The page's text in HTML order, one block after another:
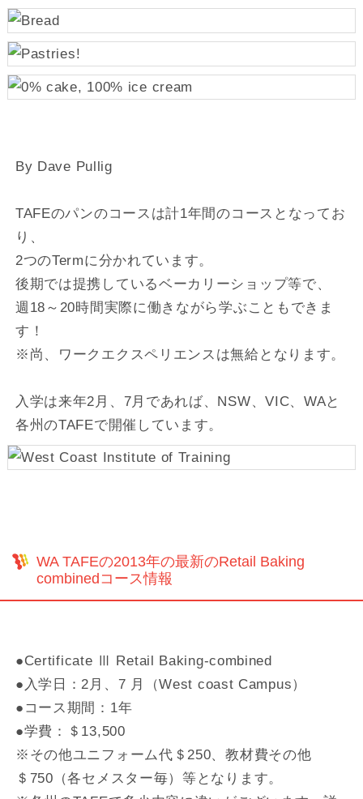
By Dave Pullig
TAFEのパンのコースは計1年間のコースとなってお
り、
2つのTermに分かれています。
後期では提携しているベーカリーショップ等で、
週18～20時間実際に働きながら学ぶこともできま
す！
※尚、ワークエクスペリエンスは無給となります。
入学は来年2月、7月であれば、NSW、VIC、WAと
各州のTAFEで開催しています。
WA TAFEの2013年の最新のRetail Baking
combinedコース情報
●Certificate Ⅲ Retail Baking-combined
●入学日：2月、7 月（West coast Campus）
●コース期間：1年
●学費：＄13,500
※その他ユニフォーム代＄250、教材費その他
＄750（各セメスター毎）等となります。